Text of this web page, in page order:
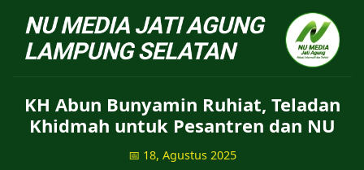
NU Jatiagung - Situs
KH Abun Bunyamin Ruhiat, Teladan
Khidmah untuk Pesantren dan NU
📅 18, Agustus 2025